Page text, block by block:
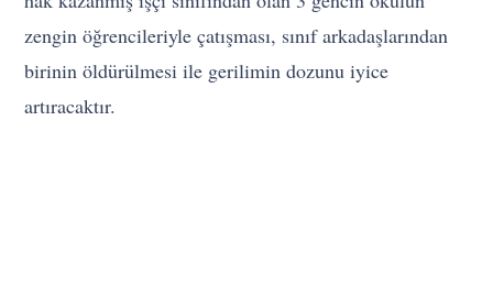
zengin öğrencileriyle çatışması, sınıf arkadaşlarından
birinin öldürülmesi ile gerilimin dozunu iyice
artıracaktır.